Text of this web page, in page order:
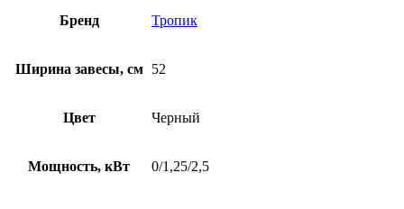
Бренд Тропик
Ширина завесы, см 52
Цвет Черный
Мощность, кВт 0/1,25/2,5